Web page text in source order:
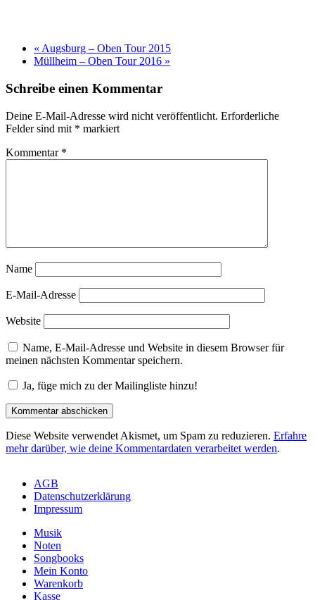
« Augsburg – Oben Tour 2015
Müllheim – Oben Tour 2016 »
Schreibe einen Kommentar
Deine E-Mail-Adresse wird nicht veröffentlicht. Erforderliche
Felder sind mit * markiert
Kommentar *
Name
E-Mail-Adresse
Website
Name, E-Mail-Adresse und Website in diesem Browser für
meinen nächsten Kommentar speichern.
Ja, füge mich zu der Mailingliste hinzu!
Diese Website verwendet Akismet, um Spam zu reduzieren. Erfahre
mehr darüber, wie deine Kommentardaten verarbeitet werden.
AGB
Datenschutzerklärung
Impressum
Musik
Noten
Songbooks
Mein Konto
Warenkorb
Kasse